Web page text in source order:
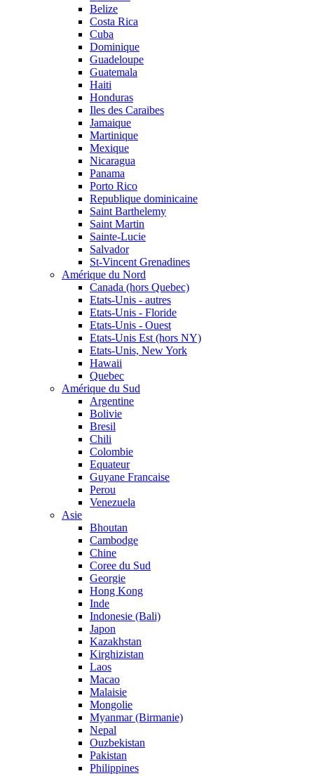
Belize
Costa Rica
Cuba
Dominique
Guadeloupe
Guatemala
Haiti
Honduras
Iles des Caraibes
Jamaique
Martinique
Mexique
Nicaragua
Panama
Porto Rico
Republique dominicaine
Saint Barthelemy
Saint Martin
Sainte-Lucie
Salvador
St-Vincent Grenadines
Amérique du Nord
Canada (hors Quebec)
Etats-Unis - autres
Etats-Unis - Floride
Etats-Unis - Ouest
Etats-Unis Est (hors NY)
Etats-Unis, New York
Hawaii
Quebec
Amérique du Sud
Argentine
Bolivie
Bresil
Chili
Colombie
Equateur
Guyane Francaise
Perou
Venezuela
Asie
Bhoutan
Cambodge
Chine
Coree du Sud
Georgie
Hong Kong
Inde
Indonesie (Bali)
Japon
Kazakhstan
Kirghizistan
Laos
Macao
Malaisie
Mongolie
Myanmar (Birmanie)
Nepal
Ouzbekistan
Pakistan
Philippines